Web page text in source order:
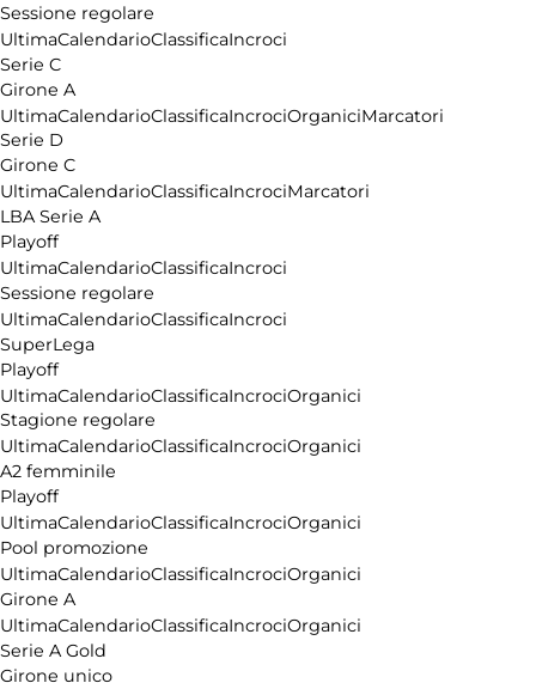
Sessione regolare
UltimaCalendarioClassificaIncroci
Serie C
Girone A
UltimaCalendarioClassificaIncrociOrganiciMarcatori
Serie D
Girone C
UltimaCalendarioClassificaIncrociMarcatori
LBA Serie A
Playoff
UltimaCalendarioClassificaIncroci
Sessione regolare
UltimaCalendarioClassificaIncroci
SuperLega
Playoff
UltimaCalendarioClassificaIncrociOrganici
Stagione regolare
UltimaCalendarioClassificaIncrociOrganici
A2 femminile
Playoff
UltimaCalendarioClassificaIncrociOrganici
Pool promozione
UltimaCalendarioClassificaIncrociOrganici
Girone A
UltimaCalendarioClassificaIncrociOrganici
Serie A Gold
Girone unico